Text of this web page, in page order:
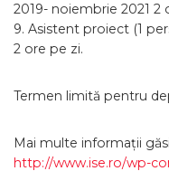
2019- noiembrie 2021 2
9. Asistent proiect (1
2 ore pe zi.
Termen limită pentru
Mai multe informații
http://www.ise.ro/wp-